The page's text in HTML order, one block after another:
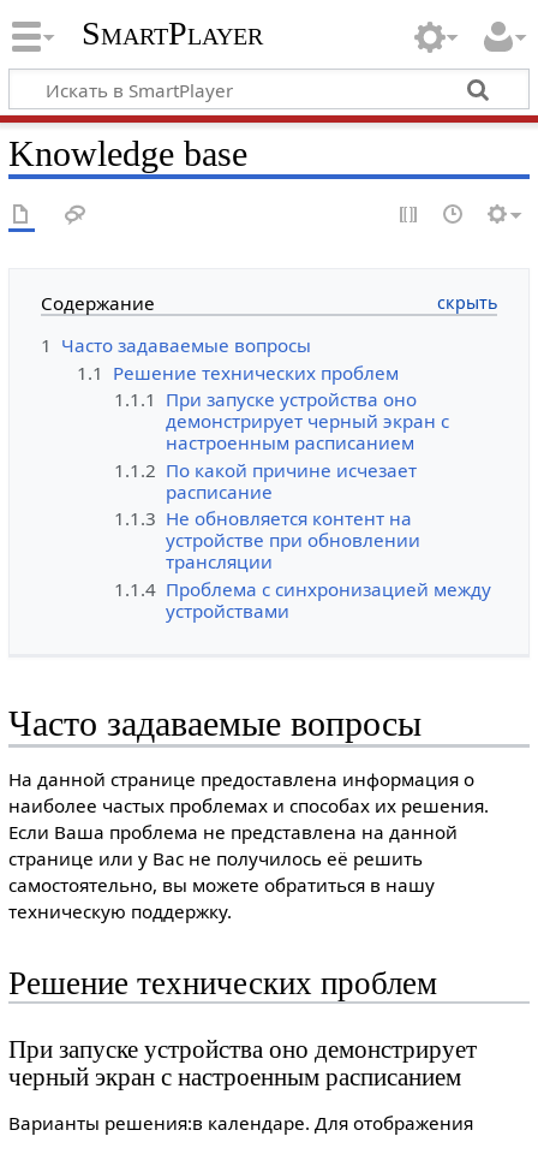
SmartPlayer
Knowledge base
Содержание
1 Часто задаваемые вопросы
1.1 Решение технических проблем
1.1.1 При запуске устройства оно
демонстрирует черный экран с
настроенным расписанием
1.1.2 По какой причине исчезает
расписание
1.1.3 Не обновляется контент на
устройстве при обновлении
трансляции
1.1.4 Проблема с синхронизацией между
устройствами
Часто задаваемые вопросы
На данной странице предоставлена информация о
наиболее частых проблемах и способах их решения.
Если Ваша проблема не представлена на данной
странице или у Вас не получилось её решить
самостоятельно, вы можете обратиться в нашу
техническую поддержку.
Решение технических проблем
При запуске устройства оно демонстрирует
черный экран с настроенным расписанием
Варианты решения:в календаре. Для отображения